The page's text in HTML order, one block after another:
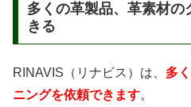
多くの革製品、革素材の
きる
RINAVIS（リナビス）は、 多
ニングを依頼できます。